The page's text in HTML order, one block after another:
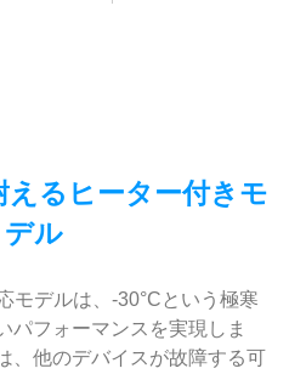
るヒーター付きモ
デル
モデルは、-30°Cという極寒
パフォーマンスを実現しま
、他のデバイスが故障する可